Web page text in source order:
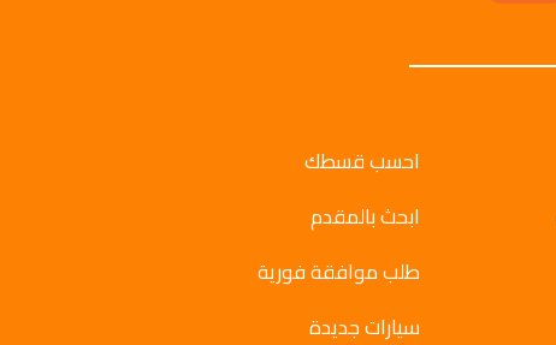
احسب قسطك
ابحث بالمقدم
طلب موافقة فورية
سيارات جديدة